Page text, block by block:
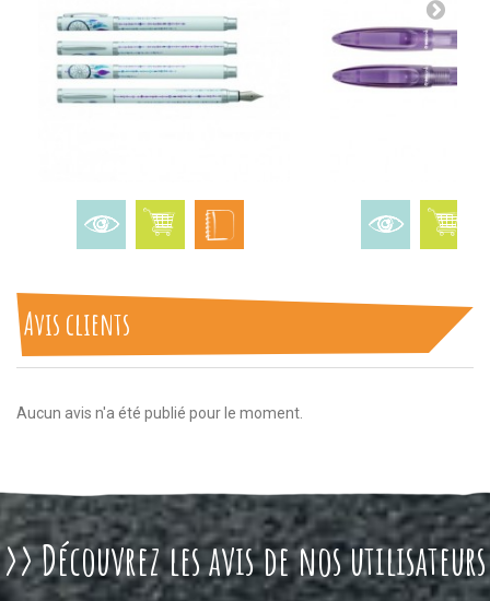
Avis clients
Aucun avis n'a été publié pour le moment.
>> Découvrez les avis de nos utilisateurs